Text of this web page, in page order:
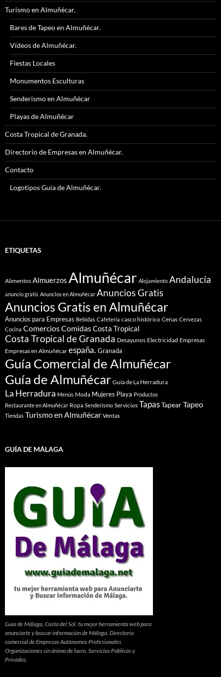
Turismo en Almuñécar.
Bares de Tapeo en Almuñécar.
Vídeos de Almuñécar.
Fiestas Locales
Monumentos Esculturas
Senderismo en Almuñécar
Playas de Almuñécar
Costa Tropical de Granada.
Directorio de Empresas en Almuñécar.
Contacto
Logotipos Guía de Almuñécar.
ETIQUETAS
Alimentos Almuerzos Almuñécar Alojamiento Andalucía
anuncio gratis Anuncios en Almuñécar Anuncios Gratis
Anuncios Gratis en Almuñécar
Anuncios para Empresas Bebidas Cafetería casco histórico Cenas Cervezas
Cocina ComerciosComidasCosta Tropical
Costa Tropical de Granada Desayunos Electricidad Empresas
Empresas en Almuñécar españa. Granada
Guía Comercial de Almuñécar
Guía de Almuñécar Guía de La Herradura
La Herradura Menús Moda Mujeres Playa Productos
Restaurante en Almuñécar Ropa Senderismo Servicios TapasTapearTapeo
Tiendas Turismo en Almuñécar Ventas
GUÍA DE MÁLAGA
Guía de Málaga, Costa del Sol. tu mejor herramienta web para
anunciarte y buscar información de Málaga. Directorio
comercial de Empresas Autónomos Profesionales
Organizaciones sin ánimo de lucro, Servicios Públicos y
Privados.